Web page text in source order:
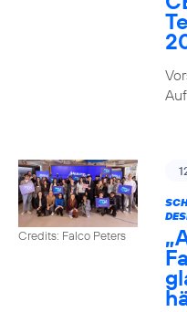
Credits: Falco Peters